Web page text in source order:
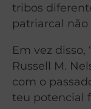
tribos
patriarcal
Em vez disso,
Russell M.
com o
teu potencial